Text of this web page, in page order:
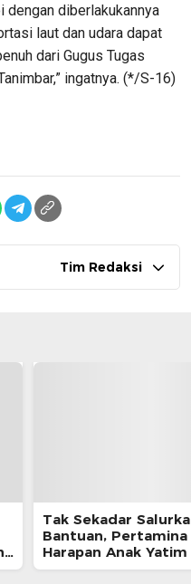
dengan diberlakukannya
laut dan udara dapat
dari Gugus Tugas
ingatnya. (*/S-16)
Tim Redaksi
Tak Sekadar
Bantuan, Pertamina
Harapan Anak
Program Pertamina